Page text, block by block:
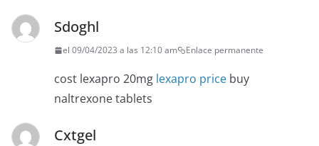
Sdoghl
el 09/04/2023 a las 12:10 am Enlace permanente
cost lexapro 20mg lexapro price buy
naltrexone tablets
Cxtgel